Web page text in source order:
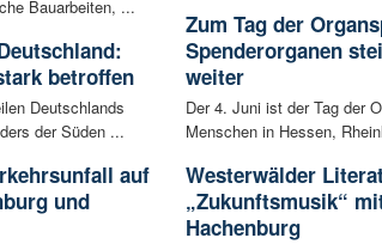
Bauarbeiten, ...
betroffen
Deutschlands
der Süden ...
auf
und
Zum Tag der
Spenderorganen
weiter
Der 4. Juni ist der Tag der
Menschen in Hessen,
Westerwälder
„Zukunftsmusik“
Hachenburg